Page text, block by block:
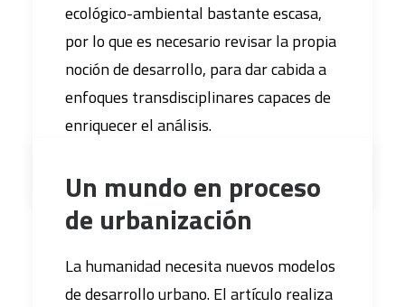
ecológico-ambiental bastante escasa,
por lo que es necesario revisar la propia
noción de desarrollo, para dar cabida a
enfoques transdisciplinares capaces de
enriquecer el análisis.
Un mundo en proceso
de urbanización
La humanidad necesita nuevos modelos
de desarrollo urbano. El artículo realiza